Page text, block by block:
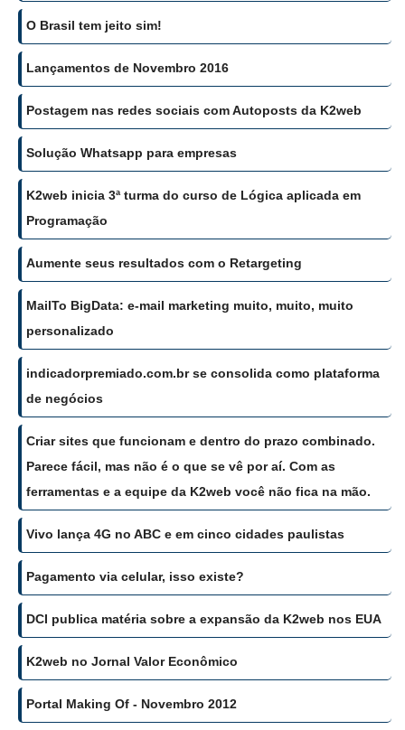
O Brasil tem jeito sim!
Lançamentos de Novembro 2016
Postagem nas redes sociais com Autoposts da K2web
Solução Whatsapp para empresas
K2web inicia 3ª turma do curso de Lógica aplicada em
Programação
Aumente seus resultados com o Retargeting
MailTo BigData: e-mail marketing muito, muito, muito
personalizado
indicadorpremiado.com.br se consolida como plataforma
de negócios
Criar sites que funcionam e dentro do prazo combinado.
Parece fácil, mas não é o que se vê por aí. Com as
ferramentas e a equipe da K2web você não fica na mão.
Vivo lança 4G no ABC e em cinco cidades paulistas
Pagamento via celular, isso existe?
DCI publica matéria sobre a expansão da K2web nos EUA
K2web no Jornal Valor Econômico
Portal Making Of - Novembro 2012